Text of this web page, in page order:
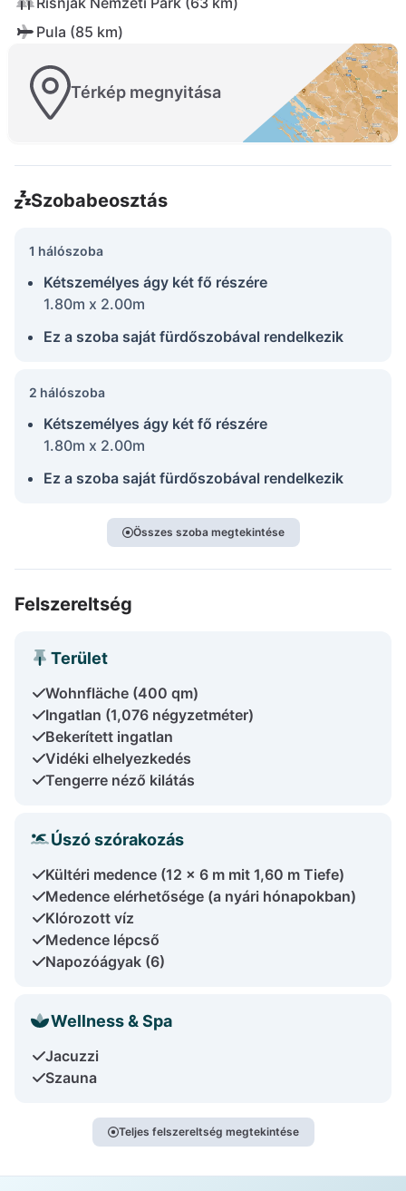
Pula (85 km)
Térkép megnyitása
Szobabeosztás
1 hálószoba
Kétszemélyes ágy két fő részére
1.80m x 2.00m
Ez a szoba saját fürdőszobával rendelkezik
2 hálószoba
Kétszemélyes ágy két fő részére
1.80m x 2.00m
Ez a szoba saját fürdőszobával rendelkezik
Összes szoba megtekintése
Felszereltség
Terület
Wohnfläche (400 qm)
Ingatlan (1,076 négyzetméter)
Bekerített ingatlan
Vidéki elhelyezkedés
Tengerre néző kilátás
Úszó szórakozás
Kültéri medence (12 x 6 m mit 1,60 m Tiefe)
Medence elérhetősége (a nyári hónapokban)
Klórozott víz
Medence lépcső
Napozóágyak (6)
Wellness & Spa
Jacuzzi
Szauna
Teljes felszereltség megtekintése